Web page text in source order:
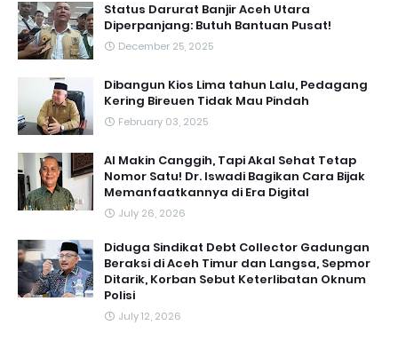
Status Darurat Banjir Aceh Utara
Diperpanjang: Butuh Bantuan Pusat!
December 25, 2025
Dibangun Kios Lima tahun Lalu, Pedagang
Kering Bireuen Tidak Mau Pindah
February 03, 2025
AI Makin Canggih, Tapi Akal Sehat Tetap
Nomor Satu! Dr. Iswadi Bagikan Cara Bijak
Memanfaatkannya di Era Digital
July 26, 2026
Diduga Sindikat Debt Collector Gadungan
Beraksi di Aceh Timur dan Langsa, Sepmor
Ditarik, Korban Sebut Keterlibatan Oknum
Polisi
July 12, 2026